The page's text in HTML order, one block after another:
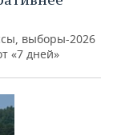
выборы-2026
«7 дней»